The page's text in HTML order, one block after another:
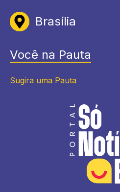
Brasília
Você na Pauta
Sugira uma Pauta